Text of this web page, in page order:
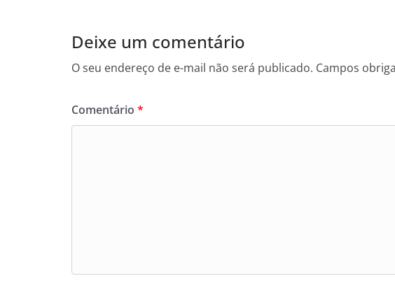
Deixe um comentário
O seu endereço de e-mail não será publicado. Campos
Comentário *